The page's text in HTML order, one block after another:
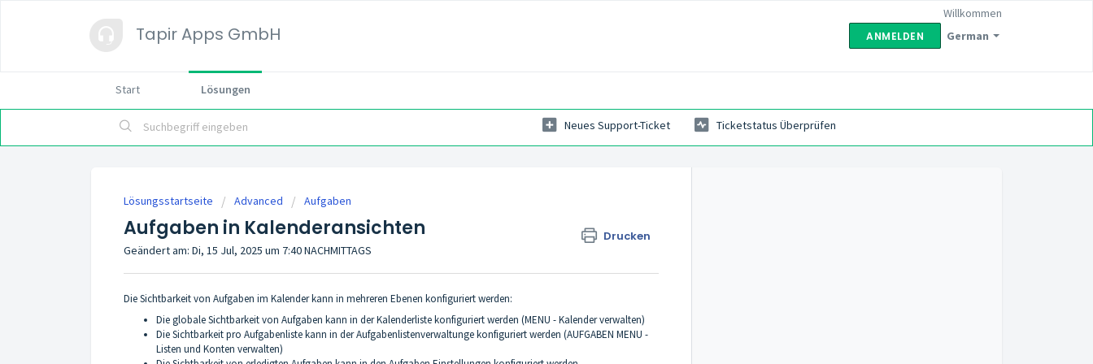
Tapir Apps GmbH German
Willkommen
ANMELDEN
Start Lösungen
Neues Support-Ticket Ticketstatus Überprüfen
Lösungsstartseite Advanced Aufgaben
Aufgaben in Kalenderansichten Drucken
Geändert am: Di, 15 Jul, 2025 um 7:40 NACHMITTAGS
Die Sichtbarkeit von Aufgaben im Kalender kann in mehreren Ebenen konfiguriert werden:
Die globale Sichtbarkeit von Aufgaben kann in der Kalenderliste konfiguriert werden (MENU - Kalender verwalten)
Die Sichtbarkeit pro Aufgabenliste kann in der Aufgabenlistenverwaltunge konfiguriert werden (AUFGABEN MENU -
Listen und Konten verwalten)